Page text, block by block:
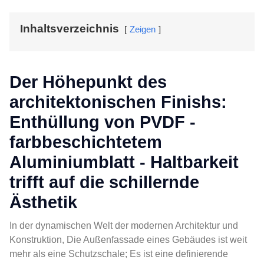
Inhaltsverzeichnis Zeigen
Der Höhepunkt des
architektonischen Finishs:
Enthüllung von PVDF -
farbbeschichtetem
Aluminiumblatt - Haltbarkeit
trifft auf die schillernde
Ästhetik
In der dynamischen Welt der modernen Architektur und
Konstruktion, Die Außenfassade eines Gebäudes ist weit
mehr als eine Schutzschale; Es ist eine definierende